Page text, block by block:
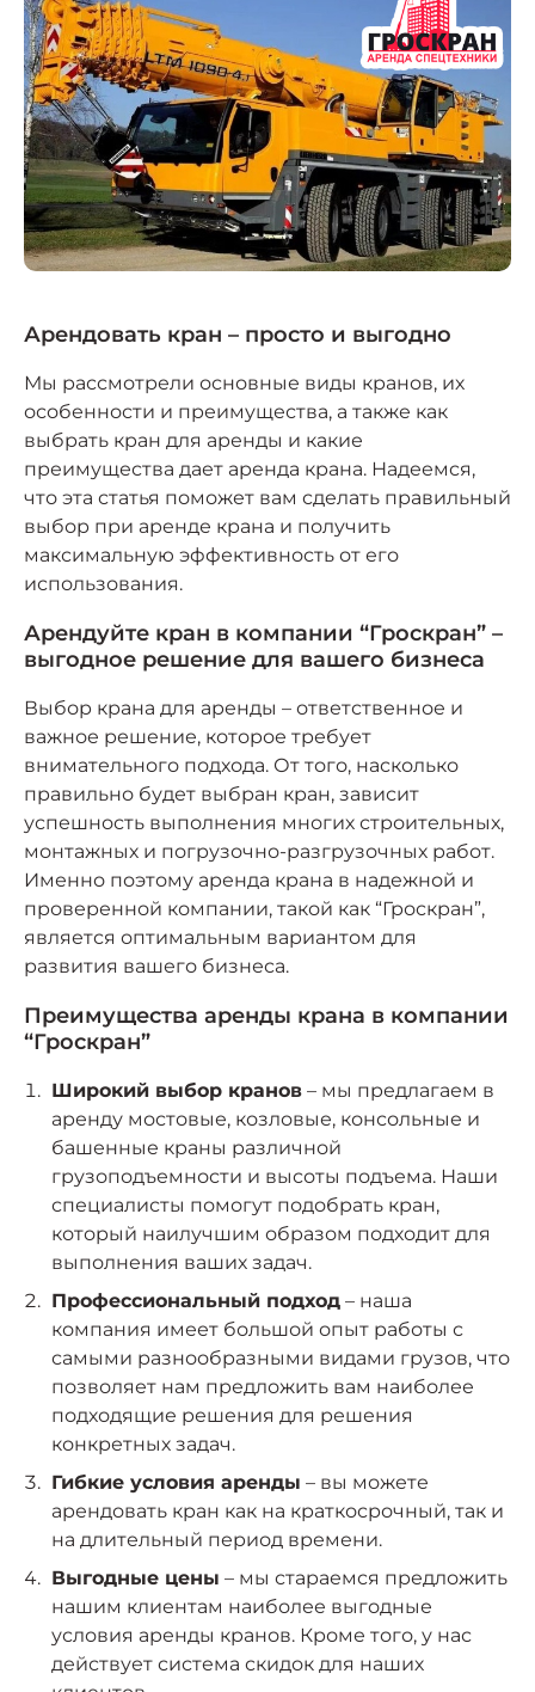
Арендовать кран – просто и выгодно
Мы рассмотрели основные виды кранов, их
особенности и преимущества, а также как
выбрать кран для аренды и какие
преимущества дает аренда крана. Надеемся,
что эта статья поможет вам сделать правильный
выбор при аренде крана и получить
максимальную эффективность от его
использования.
Арендуйте кран в компании “Гроскран” –
выгодное решение для вашего бизнеса
Выбор крана для аренды – ответственное и
важное решение, которое требует
внимательного подхода. От того, насколько
правильно будет выбран кран, зависит
успешность выполнения многих строительных,
монтажных и погрузочно-разгрузочных работ.
Именно поэтому аренда крана в надежной и
проверенной компании, такой как “Гроскран”,
является оптимальным вариантом для
развития вашего бизнеса.
Преимущества аренды крана в компании
“Гроскран”
Широкий выбор кранов– мы предлагаем в
аренду мостовые, козловые, консольные и
башенные краны различной
грузоподъемности и высоты подъема. Наши
специалисты помогут подобрать кран,
который наилучшим образом подходит для
выполнения ваших задач.
Профессиональный подход– наша
компания имеет большой опыт работы с
самыми разнообразными видами грузов, что
позволяет нам предложить вам наиболее
подходящие решения для решения
конкретных задач.
Гибкие условия аренды – вы можете
арендовать кран как на краткосрочный, так и
на длительный период времени.
Выгодные цены – мы стараемся предложить
нашим клиентам наиболее выгодные
условия аренды кранов. Кроме того, у нас
действует система скидок для наших